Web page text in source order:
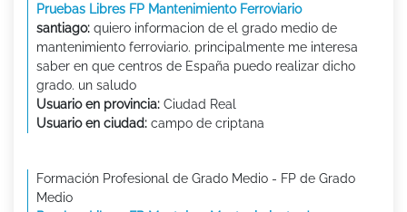
Pruebas Libres FP Mantenimiento Ferroviario
santiago: quiero informacion de el grado medio de
mantenimiento ferroviario. principalmente me interesa
saber en que centros de España puedo realizar dicho
grado. un saludo
Usuario en provincia: Ciudad Real
Usuario en ciudad: campo de criptana
Formación Profesional de Grado Medio - FP de Grado
Medio